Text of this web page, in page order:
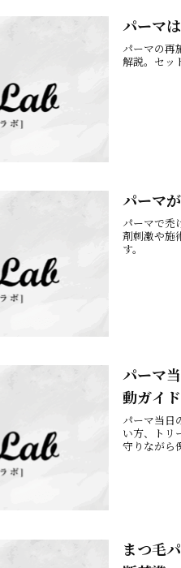
パーマ
パーマの再
解説。セッ
パーマ
パーマで禿
剤刺激や施
す。
パーマ
動ガイド
パーマ当日
い方、トリ
守りながら
まつ毛